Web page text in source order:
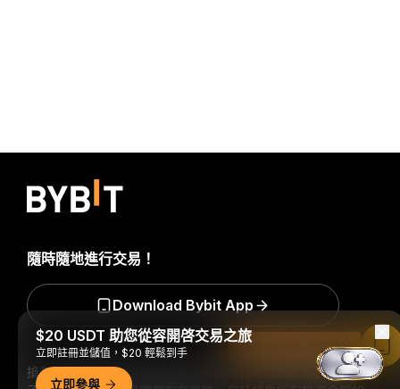
搶先掌握加密貨幣世界的關鍵洞察與分析：立即訂閱我們的電
隨時隨地進行交易！
Download Bybit App
$20 USDT 助您從容開啓交易之旅
立即註冊並儲值，$20 輕鬆到手
立即參與
在 Bybit App 中閱讀